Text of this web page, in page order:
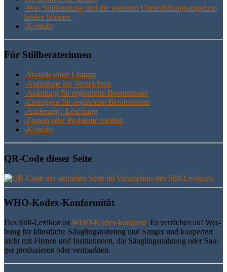
-Was Still­be­ra­tung und die wei­te­ren Unter­stüt­zungs­an­ge­bo­te
leis­ten können
-Kon­takt
Für Still­be­ra­te­rin­nen
-Vor­tei­le einer Listung
-Auf­nah­me ins Verzeichnis
-Anlei­tung für regis­trier­te Beraterinnen
-Ein­log­gen für regis­trier­te Beraterinnen
-Ände­rung / Löschung
-Fra­gen oder Pro­ble­me melden
-Kon­takt
QR-Code die­ser Seite
WHO-Kodex-Kon­for­mi­tät
Das Still-Lexi­kon ist WHO-Kodex-kon­form. Es ver­zich­tet auf Wer­
bung für künst­li­che Säug­lings­nah­rung und Sau­ger und koope­riert
nicht mit Fir­men und Insti­tu­tio­nen, die Säug­lings­nah­rung oder Sau­
ger pro­du­zie­ren oder vermarkten.